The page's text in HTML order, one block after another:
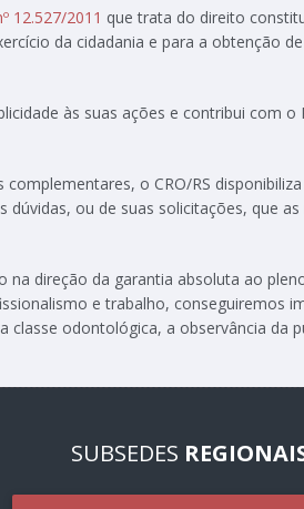
12.527/2011 que trata do direito
da cidadania e para a obtenção
às suas ações e contribui com
o CRO/RS
dúvidas, ou de suas solicitações, que
na direção da garantia absoluta ao
e trabalho,
classe odontológica, a observância
SUBSEDES